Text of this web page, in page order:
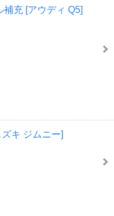
補充 [アウディ Q5]
キ ジムニー]